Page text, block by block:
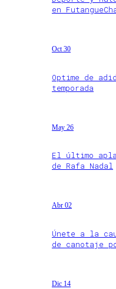
en
Oct 30
Optime de
temporada
May 26
El último
de Rafa Nadal
Abr 02
Únete a la
de canotaje
Dic 14